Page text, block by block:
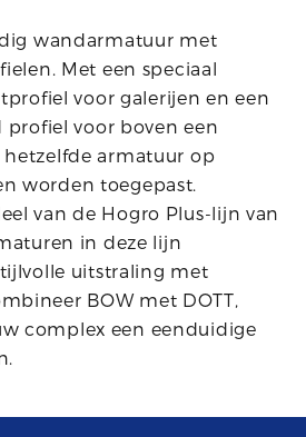
wandarmatuur met
Met een speciaal
voor galerijen en een
voor boven een
armatuur op
worden toegepast.
van de Hogro Plus-lijn van
in deze lijn
uitstraling met
BOW met DOTT,
complex een eenduidige